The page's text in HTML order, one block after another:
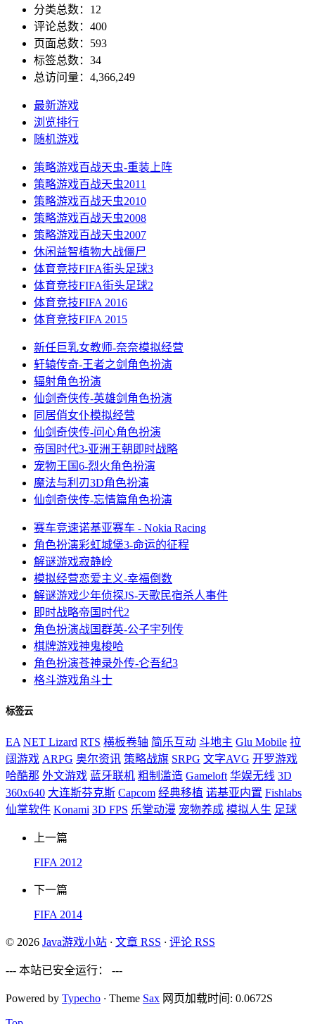
分类总数：12
评论总数：400
页面总数：593
标签总数：34
总访问量：4,366,249
最新游戏
浏览排行
随机游戏
策略游戏百战天虫-重装上阵
策略游戏百战天虫2011
策略游戏百战天虫2010
策略游戏百战天虫2008
策略游戏百战天虫2007
休闲益智植物大战僵尸
体育竞技FIFA街头足球3
体育竞技FIFA街头足球2
体育竞技FIFA 2016
体育竞技FIFA 2015
新任巨乳女教师-奈奈模拟经营
轩辕传奇-王者之剑 角色扮演
辐射角色扮演
仙剑奇侠传-英雄剑 角色扮演
同居俏女仆模拟经营
仙剑奇侠传-问心角色扮演
帝国时代3-亚洲王朝即时战略
宠物王国6-烈火角色扮演
魔法与利刃3D角色扮演
仙剑奇侠传-忘情篇角色扮演
赛车竞速诺基亚赛车 - Nokia Racing
角色扮演彩虹城堡3-命运的征程
解谜游戏寂静岭
模拟经营恋爱主义-幸福倒数
解谜游戏少年侦探JS-天歌民宿杀人事件
即时战略帝国时代2
角色扮演战国群英-公子宇列传
棋牌游戏神鬼梭哈
角色扮演苍神录外传-仑吾纪3
格斗游戏角斗士
标签云
EA NET Lizard RTS 横板卷轴 简乐互动 斗地主 Glu Mobile 拉
阔游戏 ARPG 奥尔资讯 策略战旗 SRPG 文字AVG 开罗游戏
哈酷那 外文游戏 蓝牙联机 粗制滥造 Gameloft 华娱无线 3D
360x640 大连斯芬克斯 Capcom 经典移植 诺基亚内置 Fishlabs
仙掌软件 Konami 3D FPS 乐堂动漫 宠物养成 模拟人生 足球
上一篇
FIFA 2012
下一篇
FIFA 2014
© 2026 Java游戏小站 · 文章 RSS · 评论 RSS
--- 本站已安全运行： ---
Powered by Typecho · Theme Sax 网页加载时间: 0.0672S